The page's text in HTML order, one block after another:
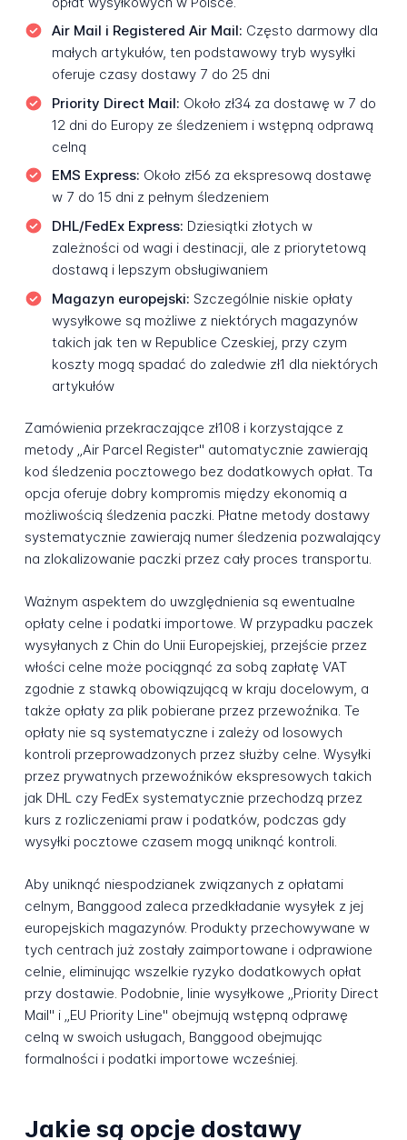
Air Mail i Registered Air Mail: Często darmowy dla
małych artykułów, ten podstawowy tryb wysyłki
oferuje czasy dostawy 7 do 25 dni
Priority Direct Mail: Około zł34 za dostawę w 7 do
12 dni do Europy ze śledzeniem i wstępną odprawą
celną
EMS Express: Około zł56 za ekspresową dostawę
w 7 do 15 dni z pełnym śledzeniem
DHL/FedEx Express: Dziesiątki złotych w
zależności od wagi i destinacji, ale z priorytetową
dostawą i lepszym obsługiwaniem
Magazyn europejski: Szczególnie niskie opłaty
wysyłkowe są możliwe z niektórych magazynów
takich jak ten w Republice Czeskiej, przy czym
koszty mogą spadać do zaledwie zł1 dla niektórych
artykułów
Zamówienia przekraczające zł108 i korzystające z
metody „Air Parcel Register" automatycznie zawierają
kod śledzenia pocztowego bez dodatkowych opłat. Ta
opcja oferuje dobry kompromis między ekonomią a
możliwością śledzenia paczki. Płatne metody dostawy
systematycznie zawierają numer śledzenia pozwalający
na zlokalizowanie paczki przez cały proces transportu.
Ważnym aspektem do uwzględnienia są ewentualne
opłaty celne i podatki importowe. W przypadku paczek
wysyłanych z Chin do Unii Europejskiej, przejście przez
włości celne może pociągnąć za sobą zapłatę VAT
zgodnie z stawką obowiązującą w kraju docelowym, a
także opłaty za plik pobierane przez przewoźnika. Te
opłaty nie są systematyczne i zależy od losowych
kontroli przeprowadzonych przez służby celne. Wysyłki
przez prywatnych przewoźników ekspresowych takich
jak DHL czy FedEx systematycznie przechodzą przez
kurs z rozliczeniami praw i podatków, podczas gdy
wysyłki pocztowe czasem mogą uniknąć kontroli.
Aby uniknąć niespodzianek związanych z opłatami
celnym, Banggood zaleca przedkładanie wysyłek z jej
europejskich magazynów. Produkty przechowywane w
tych centrach już zostały zaimportowane i odprawione
celnie, eliminując wszelkie ryzyko dodatkowych opłat
przy dostawie. Podobnie, linie wysyłkowe „Priority Direct
Mail" i „EU Priority Line" obejmują wstępną odprawę
celną w swoich usługach, Banggood obejmując
formalności i podatki importowe wcześniej.
Jakie są opcje dostawy